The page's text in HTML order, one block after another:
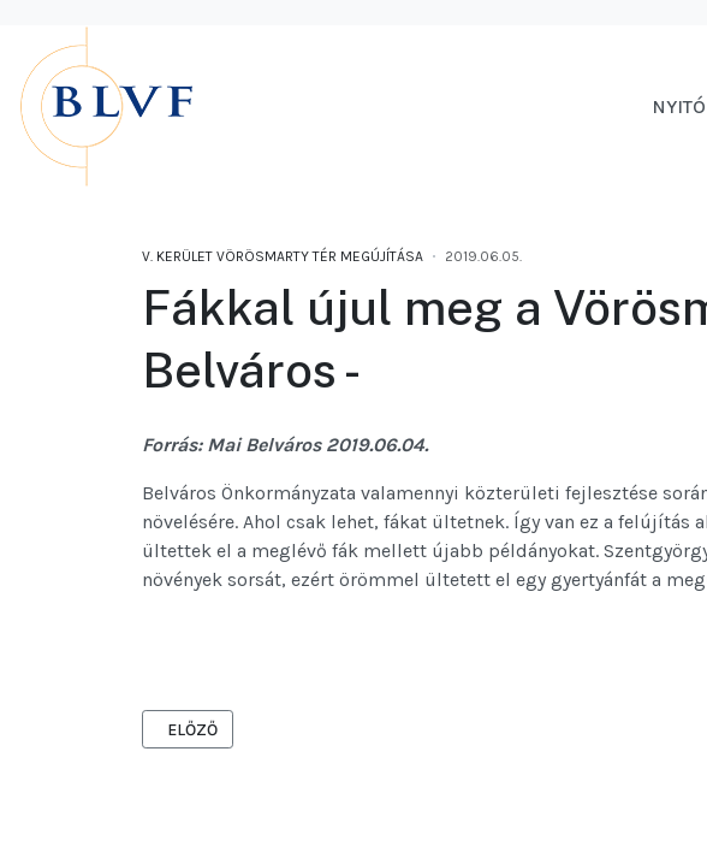
V. KERÜLET VÖRÖSMARTY TÉR MEGÚJÍTÁSA 2019.06.05.
Fákkal újul meg a
Belváros -
Forrás: Mai Belváros 2019.06.04.
Belváros Önkormányzata valamennyi közterületi fejlesztése
növelésére. Ahol csak lehet, fákat ültetnek. Így van ez a felújítás
ültettek el a meglévő fák mellett újabb példányokat.
növények sorsát, ezért örömmel ültetett el egy gyertyánfát a
ELŐZŐ CIKK: AZ A JÓ, HA EGYFELÉ HÚZUNK - DEMOKRATA.HU -
ELŐZŐ